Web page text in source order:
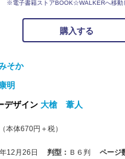
※電子書籍ストアBOOK☆WALKERへ移動
購入する
そか
明
デザイン 大槍 葦人
（本体670円＋税）
12月26日 判型： Ｂ６判 ページ